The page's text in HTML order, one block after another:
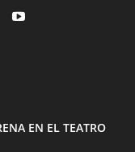
EN EL TEATRO